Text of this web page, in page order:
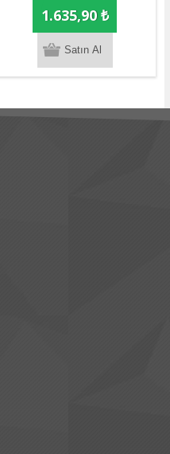
1.635,90 ₺